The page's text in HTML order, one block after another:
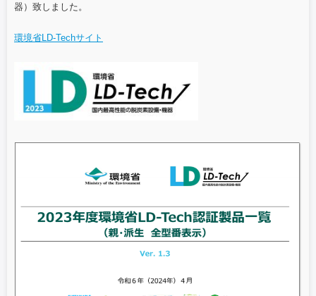
器）致しました。
環境省LD-Techサイト